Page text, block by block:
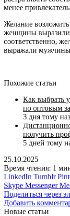
менее
Желание
женщины выразили
соответственно,
выражали мужчины
Похожие статьи
Как выбрать
по оптовым
3 дня тому
получить
5 дней тому
25.10.2025
Время чтения: 1
LinkedIn Tumblr
Skype Messenger
Поделиться через
Добавить
Новые статьи